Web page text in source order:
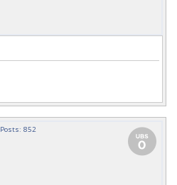
Posts: 852